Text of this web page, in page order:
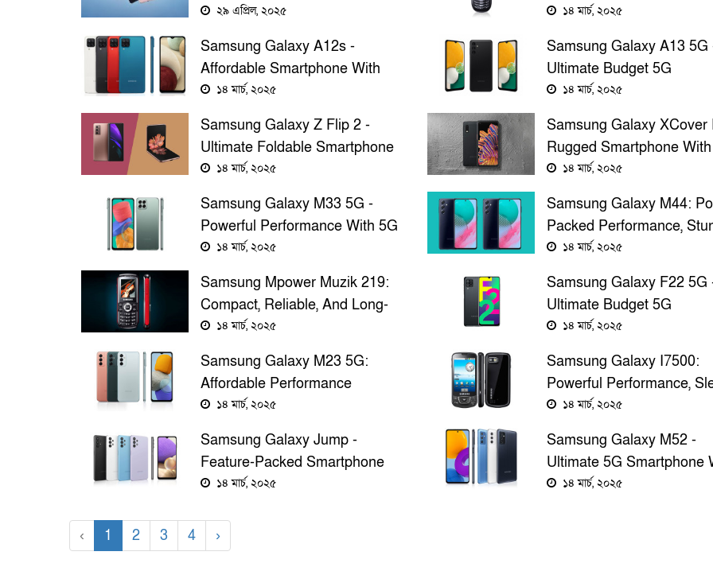
Packed With Surprising
২৯ এপ্রিল, ২০২৫
Display, Advanced
১৪ মার্চ, ২০২৫
Samsung Galaxy A12s -
Affordable Smartphone With
Powerful Features And Long
১৪ মার্চ, ২০২৫
Samsung Galaxy A13 5G
Ultimate Budget 5G
Smartphone With
১৪ মার্চ, ২০২৫
Samsung Galaxy Z Flip 2 -
Ultimate Foldable Smartphone
With Powerful Features
১৪ মার্চ, ২০২৫
Samsung Galaxy XCover
Rugged Smartphone With
Superior Durability And
১৪ মার্চ, ২০২৫
Samsung Galaxy M33 5G -
Powerful Performance With 5G
Connectivity And Stunning
১৪ মার্চ, ২০২৫
Samsung Galaxy M44:
Packed Performance,
Display, And Long-Lasting
১৪ মার্চ, ২০২৫
Samsung Mpower Muzik 219:
Compact, Reliable, And Long-
Lasting Feature Phone For
১৪ মার্চ, ২০২৫
Samsung Galaxy F22 5G
Ultimate Budget 5G
Smartphone With
১৪ মার্চ, ২০২৫
Samsung Galaxy M23 5G:
Affordable Performance
Smartphone With Impressive
১৪ মার্চ, ২০২৫
Samsung Galaxy I7500:
Powerful Performance,
Design, And Long-Lasting
১৪ মার্চ, ২০২৫
Samsung Galaxy Jump -
Feature-Packed Smartphone
With Smooth Performance And
১৪ মার্চ, ২০২৫
Samsung Galaxy M52 -
Ultimate 5G Smartphone
Powerful Performance &
১৪ মার্চ, ২০২৫
‹ 1 2 3 4 ›